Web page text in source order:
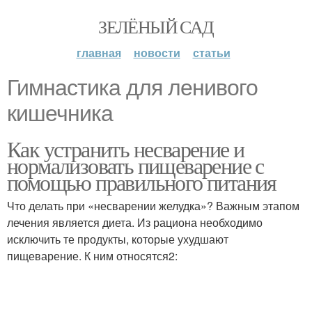
ЗЕЛЁНЫЙ САД
главная новости статьи
Гимнастика для ленивого
кишечника
Как устранить несварение и
нормализовать пищеварение с
помощью правильного питания
Что делать при «несварении желудка»? Важным этапом
лечения является диета. Из рациона необходимо
исключить те продукты, которые ухудшают
пищеварение. К ним относятся2: